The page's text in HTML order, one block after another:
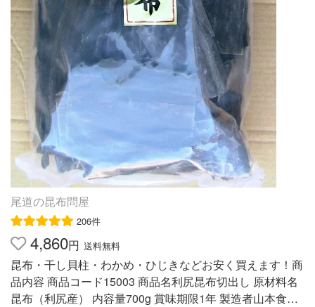
尾道の昆布問屋
206件
4,860円 送料無料
昆布・干し貝柱・わかめ・ひじきなどお安く買えます！商
品内容 商品コード15003 商品名利尻昆布切出し 原材料名
昆布（利尻産） 内容量700g 賞味期限1年 製造者山本食品